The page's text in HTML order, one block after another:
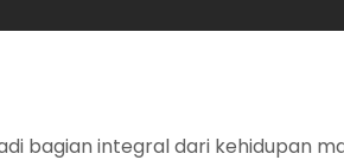
bagian integral dari kehidupan